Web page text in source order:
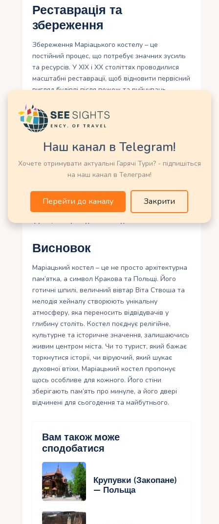
Реставрація та
збереження
Збереження Маріацького костелу – це
постійний процес, що потребує значних зусиль
та ресурсів. У XIX і XX століттях проводилися
масштабні реставрації, щоб відновити первісний
вигляд будівлі після пожеж та руйнувань.
Ствоша, який постраждав під час Другої
світової війни. Сучасні реставраційні роботи
зосереджені збереженні вітражів, поліхромій і
цегляної кладки.
Фінансування реставрації здійснюється рахунок
державних грантів, пожертвувань і доходів від
успішного збереження історичної спадщини,
демонструючи, як можна поєднувати релігійну
Висновок
Маріацький костел – це не просто архітектурна
пам’ятка, а символ Кракова та Польщі. Його
готичні шпилі, величний вівтар Віта Ствоша та
мелодія хейналу створюють унікальну
атмосферу, яка переносить відвідувачів у
глибину століть. Костел поєднує релігійне,
культурне та історичне значення, залишаючись
живим центром міста. Чи то турист, який бажає
торкнутися історії, чи віруючий, який шукає
духовної втіхи, Маріацький костел пропонує
щось особливе для кожного. Його стіни
зберігають пам’ять про минуле, а його двері
відчинені для сьогодення та майбутнього.
Вам також може
сподобатися
Крупувки (Закопане)
— Польща
Наш канал в Telegram!
Хочете отримувати актуальні Гарячі Тури? - підпишіться
на наш канал в Телеграм!
Перейти до каналу Закрити